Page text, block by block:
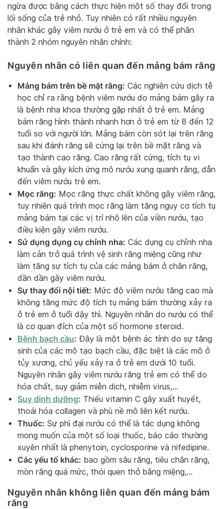
ngừa được bằng cách thực hiện một số thay đổi trong
lối sống của trẻ nhỏ. Tuy nhiên có rất nhiều nguyên
nhân khác gây viêm nướu ở trẻ em và có thể phân
thành 2 nhóm nguyên nhân chính:
Nguyên nhân có liên quan đến mảng bám răng
Mảng bám trên bề mặt răng: Các nghiên cứu dịch tễ
học chỉ ra rằng bệnh viêm nướu do mảng bám gây ra
là bệnh nha khoa thường gặp nhất ở trẻ em. Mảng
bám răng hình thành nhanh hơn ở trẻ em từ 8 đến 12
tuổi so với người lớn. Mảng bám còn sót lại trên răng
sau khi đánh răng sẽ cứng lại trên bề mặt răng và
tạo thành cao răng. Cao răng rất cứng, tích tụ vi
khuẩn và gây kích ứng mô nướu xung quanh răng, dẫn
đến viêm nướu trẻ em.
Mọc răng: Mọc răng thực chất không gây viêm răng,
tuy nhiên quá trình mọc răng làm tăng nguy cơ tích tụ
mảng bám tại các vị trí nhô lên của viền nướu, tạo
điều kiện gây viêm nướu.
Sử dụng dụng cụ chỉnh nha: Các dụng cụ chỉnh nha
làm cản trở quá trình vệ sinh răng miệng cũng như
làm tăng sự tích tụ của các mảng bám ở chân răng,
dần dần gây viêm nướu.
Sự thay đổi nội tiết: Mức độ viêm nướu tăng cao mà
không tăng mức độ tích tụ mảng bám thường xảy ra
ở trẻ em ở tuổi dậy thì. Nguyên nhân do nướu có thể
là cơ quan đích của một số hormone steroid.
Bệnh bạch cầu: Đây là một bệnh ác tính do sự tăng
sinh của các mô tạo bạch cầu, đặc biệt là các mô ở
tủy xương, chủ yếu xảy ra ở trẻ em dưới 10 tuổi.
Nguyên nhân gây viêm nướu răng trẻ em có thể do
hóa chất, suy giảm miễn dịch, nhiễm virus,…
Suy dinh dưỡng: Thiếu vitamin C gây xuất huyết,
thoái hóa collagen và phù nề mô liên kết nướu.
Thuốc: Sự phì đại nướu có thể là tác dụng không
mong muốn của một số loại thuốc, báo cáo thường
xuyên nhất là phenytoin, cyclosporine và nifedipine.
Các yếu tố khác: bao gồm sâu răng, tiêu chân răng,
mòn răng quá mức, thói quen thở bằng miệng,…
Nguyên nhân không liên quan đến mảng bám
răng